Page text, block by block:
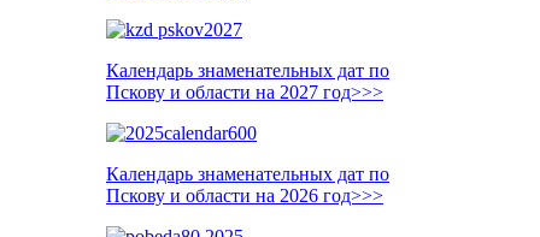
Календарь знаменательных дат по
Пскову и области на 2027 год>>>
Календарь знаменательных дат по
Пскову и области на 2026 год>>>